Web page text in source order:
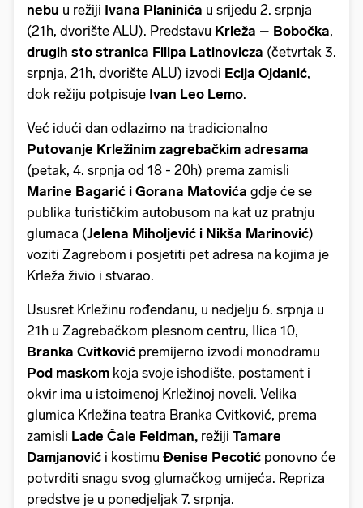
nebu u režiji Ivana Planinića u srijedu 2. srpnja
(21h, dvorište ALU). Predstavu Krleža – Bobočka,
drugih sto stranica Filipa Latinovicza (četvrtak 3.
srpnja, 21h, dvorište ALU) izvodi Ecija Ojdanić,
dok režiju potpisuje Ivan Leo Lemo.
Već idući dan odlazimo na tradicionalno
Putovanje Krležinim zagrebačkim adresama
(petak, 4. srpnja od 18 - 20h) prema zamisli
Marine Bagarić i Gorana Matovića gdje će se
publika turističkim autobusom na kat uz pratnju
glumaca (Jelena Miholjević i Nikša Marinović)
voziti Zagrebom i posjetiti pet adresa na kojima je
Krleža živio i stvarao.
Ususret Krležinu rođendanu, u nedjelju 6. srpnja u
21h u Zagrebačkom plesnom centru, Ilica 10,
Branka Cvitković premijerno izvodi monodramu
Pod maskom koja svoje ishodište, postament i
okvir ima u istoimenoj Krležinoj noveli. Velika
glumica Krležina teatra Branka Cvitković, prema
zamisli Lade Čale Feldman, režiji Tamare
Damjanović i kostimu Đenise Pecotić ponovno će
potvrditi snagu svog glumačkog umijeća. Repriza
predstve je u ponedjeljak 7. srpnja.